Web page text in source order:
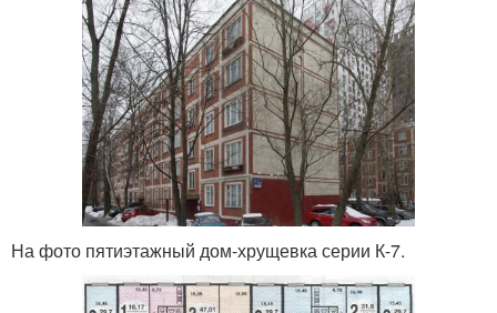
На фото пятиэтажный дом-хрущевка серии К-7.